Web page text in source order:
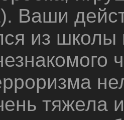
Ваши
из школы
тяжела